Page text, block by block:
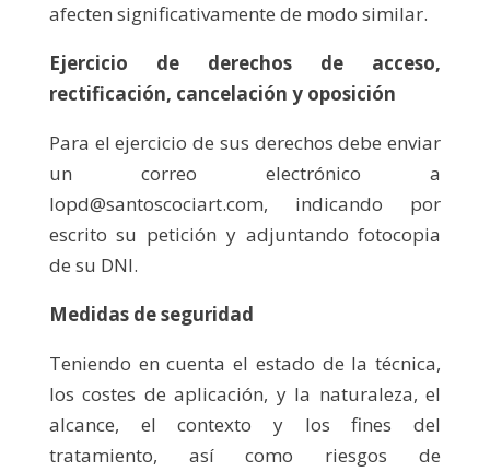
afecten significativamente de modo similar.
Ejercicio de derechos de acceso,
rectificación, cancelación y oposición
Para el ejercicio de sus derechos debe enviar
un correo electrónico a
lopd@santoscociart.com, indicando por
escrito su petición y adjuntando fotocopia
de su DNI.
Medidas de seguridad
Teniendo en cuenta el estado de la técnica,
los costes de aplicación, y la naturaleza, el
alcance, el contexto y los fines del
tratamiento, así como riesgos de